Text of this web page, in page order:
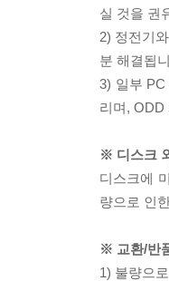
실 것을 권
2) 정전기
분 해결됩
3) 일부
리며, ODD
※ 디스크
디스크에
량으로 인
※ 교환/반
1) 불량으